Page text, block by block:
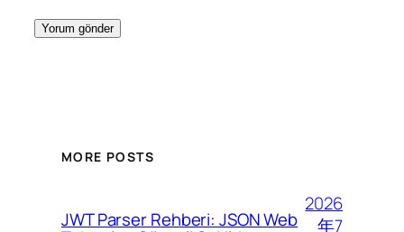
MORE POSTS
JWT Parser Rehberi: JSON Web
2026
年7